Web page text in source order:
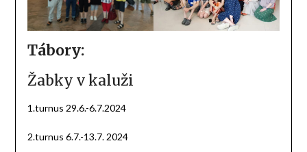
Tábory:
Žabky v kaluži
1.turnus 29.6.-6.7.2024
2.turnus 6.7.-13.7. 2024